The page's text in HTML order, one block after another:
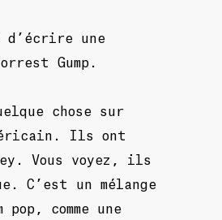
d’écrire une
Gump.
chose sur
Ils ont
Vous voyez, ils
C’est un mélange
comme une